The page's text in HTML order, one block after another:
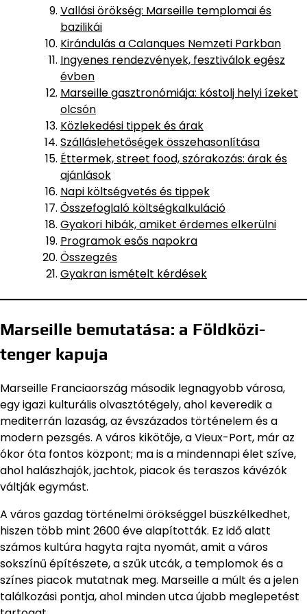
Vallási örökség: Marseille templomai és
bazilikái
Kirándulás a Calanques Nemzeti Parkban
Ingyenes rendezvények, fesztiválok egész
évben
Marseille gasztronómiája: kóstolj helyi ízeket
olcsón
Közlekedési tippek és árak
Szálláslehetőségek összehasonlítása
Éttermek, street food, szórakozás: árak és
ajánlások
Napi költségvetés és tippek
Összefoglaló költségkalkuláció
Gyakori hibák, amiket érdemes elkerülni
Programok esős napokra
Összegzés
Gyakran ismételt kérdések
Marseille bemutatása: a Földközi-
tenger kapuja
Marseille Franciaország második legnagyobb városa,
egy igazi kulturális olvasztótégely, ahol keveredik a
mediterrán lazaság, az évszázados történelem és a
modern pezsgés. A város kikötője, a Vieux-Port, már az
ókor óta fontos központ; ma is a mindennapi élet szíve,
ahol halászhajók, jachtok, piacok és teraszos kávézók
váltják egymást.
A város gazdag történelmi örökséggel büszkélkedhet,
hiszen több mint 2600 éve alapították. Ez idő alatt
számos kultúra hagyta rajta nyomát, amit a város
sokszínű építészete, a szűk utcák, a templomok és a
színes piacok mutatnak meg. Marseille a múlt és a jelen
találkozási pontja, ahol minden utca újabb meglepetést